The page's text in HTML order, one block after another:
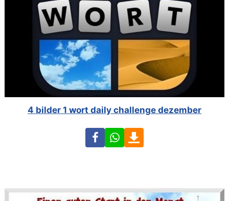
4 bilder 1 wort daily challenge dezember
FacebookWhatsApp